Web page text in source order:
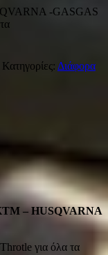
-GASGAS
Κατηγορίες: Διάφορα
– HUSQVARNA
για όλα τα